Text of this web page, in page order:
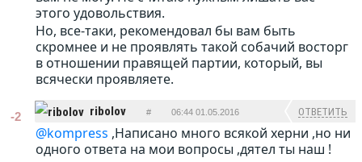
этого удовольствия.
Но, все-таки, рекомендовал бы вам быть
скромнее и не проявлять такой собачий восторг
в отношении правящей партии, который, вы
всячески проявляете.
-2 ribolov # 06:44 01.05.2016 ОТВЕТИТЬ
@kompress ,Написано много всякой херни ,но ни
одного ответа на мои вопросы ,дятел ты наш !